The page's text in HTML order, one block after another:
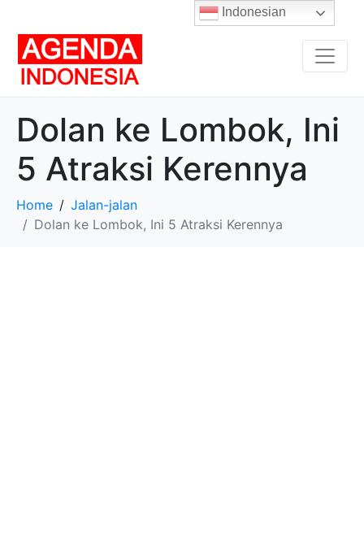
Dolan ke Lombok, Ini
5 Atraksi Kerennya
Home
Jalan-jalan
Dolan ke Lombok, Ini 5 Atraksi Kerennya
Indonesian